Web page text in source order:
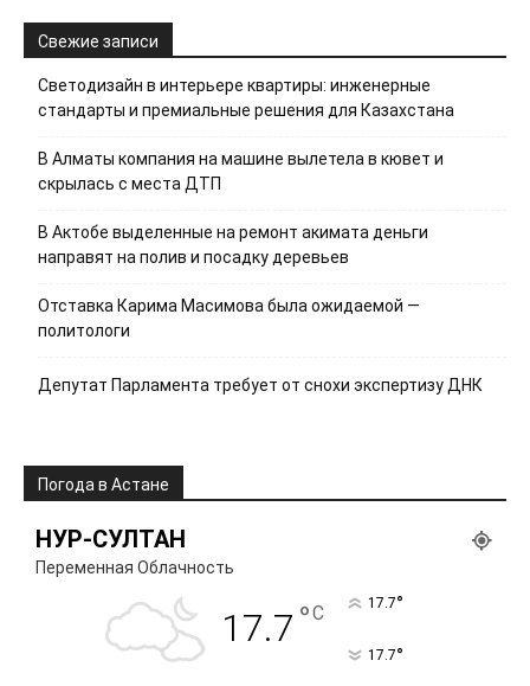
Свежие записи
Светодизайн в интерьере квартиры: инженерные
стандарты и премиальные решения для Казахстана
В Алматы компания на машине вылетела в кювет и
скрылась с места ДТП
В Актобе выделенные на ремонт акимата деньги
направят на полив и посадку деревьев
Отставка Карима Масимова была ожидаемой —
политологи
Депутат Парламента требует от снохи экспертизу ДНК
Погода в Астане
НУР-СУЛТАН
Переменная Облачность
17.7 °C 17.7°
17.7°